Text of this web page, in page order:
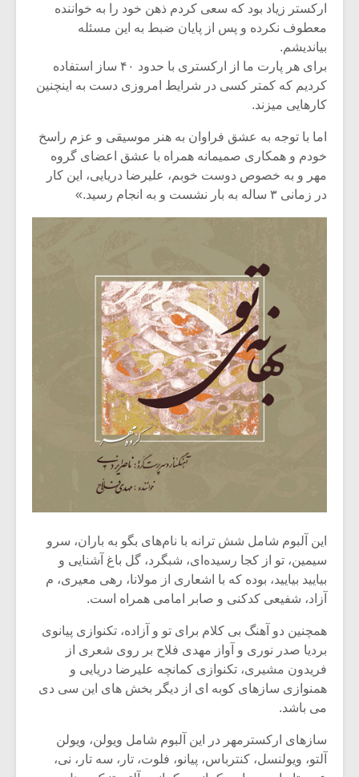
ارکستر زیاد بود که سعی کردم ذهن خود را به خواننده
معطوف نکرده و پس از پایان ضبط به این مسئله
بیاندیشم.
برای هر پارت ما از ارکستری با حدود ۴۰ ساز استفاده
کردیم که کمتر کسی در شرایط امروزی دست به اینچنین
کارهایی میزند.
اما با توجه به عشق فراوان به هنر موسیقی و عزم راسخ
خودم و همکاری صمیمانه همراه با عشق اعضای گروه
مهر و به خصوص دوست خوبم، علیرضا دریایی، این کار
در زمانی ۳ ساله به بار نشست و به انجام رسید.»
این آلبوم شامل شش ترانه با نام‌های بگو به باران، سرو
سیمین، تو از کجا رسیده‌ای، شبگرد، گل باغ آشنایی و
بیایید بیایید، بوده که با اشعاری از مولانا، رهی معیری، م
آزاد، شفیعی کدکنی و صابر امامی همراه است.
همچنین دو آهنگ بی کلام برای تو و آزاده، تکنوازی پیانوی
بردیا صدر نوری و آواز مهدی فلاح بر روی شعری از
فریدون مشیری، تکنوازی کمانچه علیرضا دریایی و
همنوازی سازهای کوبه ای از دیگر بخش های این سی دی
می باشد.
سازهای ارکسترمهر در این آلبوم شامل ویولن، ویولن
آلتو، ویولنسل، کنترباس، پیانو، فلوت، تار، سه تار، نی،
یادداشتی بر موسیقی
شیش و نیم»
بدنام ترین باش